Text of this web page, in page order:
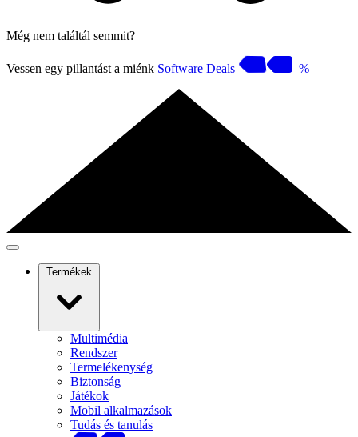
Még nem találtál semmit?
Vessen egy pillantást a miénk Software Deals %
Termékek
Multimédia
Rendszer
Termelékenység
Biztonság
Játékok
Mobil alkalmazások
Tudás és tanulás